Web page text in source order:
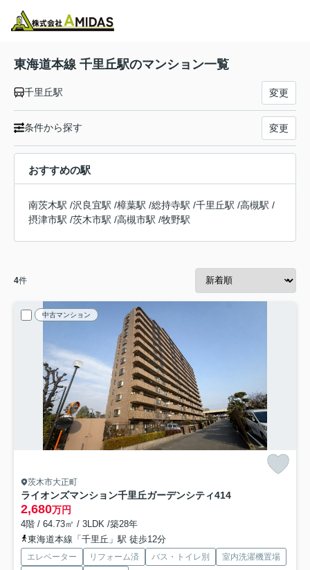
東海道本線 千里丘駅のマンション一覧
千里丘駅 変更
条件から探す 変更
おすすめの駅
南茨木駅 /沢良宜駅 /樟葉駅 /総持寺駅 /千里丘駅 /高槻駅 /
摂津市駅 /茨木市駅 /高槻市駅 /牧野駅
4件
中古マンション
茨木市大正町
ライオンズマンション千里丘ガーデンシティ414
2,680万円
4階 / 64.73㎡ / 3LDK /築28年
東海道本線「千里丘」駅 徒歩12分
エレベーター リフォーム済 バス・トイレ別
室内洗濯機置場